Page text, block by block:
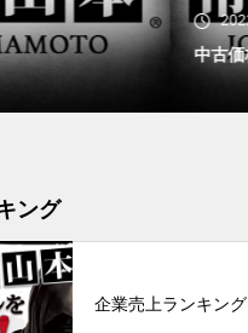
グランドクローズ
2022.07.03
中古価格
ング
企業売上ランキング